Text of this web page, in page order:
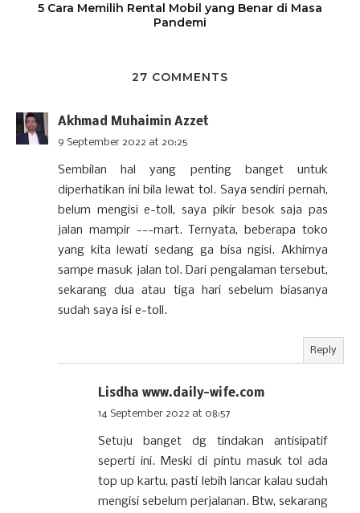
5 Cara Memilih Rental Mobil yang Benar di Masa
Pandemi
27 COMMENTS
Akhmad Muhaimin Azzet
9 September 2022 at 20:25
Sembilan hal yang penting banget untuk
diperhatikan ini bila lewat tol. Saya sendiri pernah,
belum mengisi e-toll, saya pikir besok saja pas
jalan mampir ---mart. Ternyata, beberapa toko
yang kita lewati sedang ga bisa ngisi. Akhirnya
sampe masuk jalan tol. Dari pengalaman tersebut,
sekarang dua atau tiga hari sebelum biasanya
sudah saya isi e-toll.
Reply
Lisdha www.daily-wife.com
14 September 2022 at 08:57
Setuju banget dg tindakan antisipatif
seperti ini. Meski di pintu masuk tol ada
top up kartu, pasti lebih lancar kalau sudah
mengisi sebelum perjalanan. Btw, sekarang